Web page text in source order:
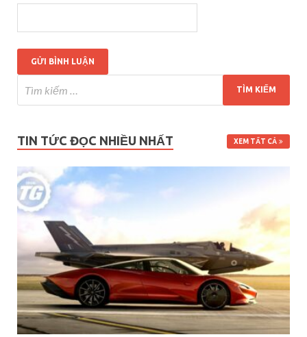
TIN TỨC ĐỌC NHIỀU NHẤT XEM TẤT CẢ